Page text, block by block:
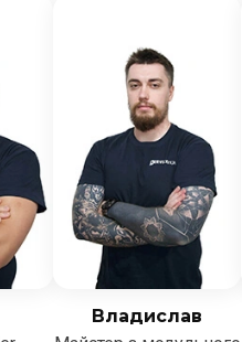
Владислав